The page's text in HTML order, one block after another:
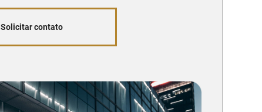
Solicitar contato